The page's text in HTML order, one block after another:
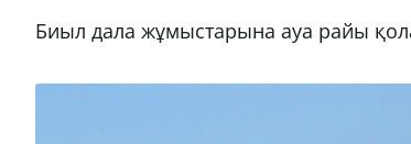
Биыл дала жұмыстарына ауа райы